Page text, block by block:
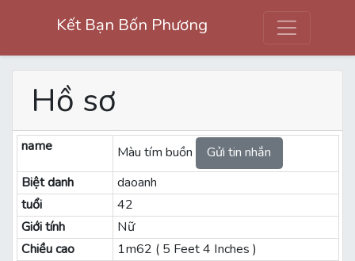
Kết Bạn Bốn Phương
Hồ sơ
name Màu tím buồn
Gửi tin nhắn
Biệt danh
daoanh
tuổi
42
Giới tính
Nữ
Chiều cao
1m62 ( 5 Feet 4 Inches )